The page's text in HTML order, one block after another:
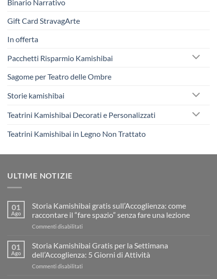
Binario Narrativo
Gift Card StravagArte
In offerta
Pacchetti Risparmio Kamishibai
Sagome per Teatro delle Ombre
Storie kamishibai
Teatrini Kamishibai Decorati e Personalizzati
Teatrini Kamishibai in Legno Non Trattato
ULTIME NOTIZIE
01
Ago
Storia Kamishibai gratis sull’Accoglienza: come
raccontare il “fare spazio” senza fare una lezione
Commenti disabilitati
Kamishibai
gratis
sull’Accoglienza:
01
Ago
Storia Kamishibai Gratis per la Settimana
dell’Accoglienza: 5 Giorni di Attività
Commenti disabilitati